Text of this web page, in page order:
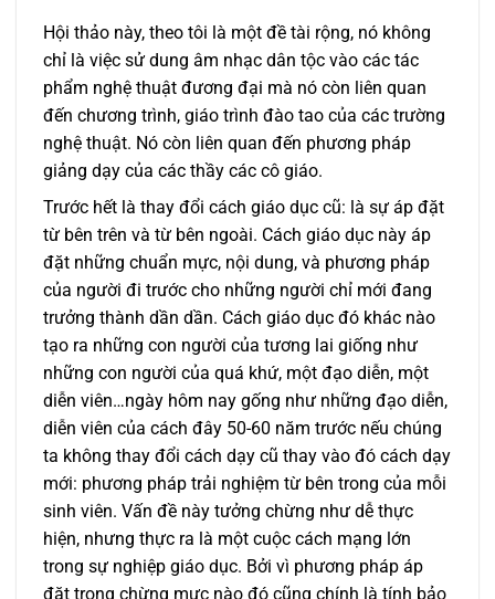
Hội thảo này, theo tôi là một đề tài rộng, nó không
chỉ là việc sử dung âm nhạc dân tộc vào các tác
phẩm nghệ thuật đương đại mà nó còn liên quan
đến chương trình, giáo trình đào tao của các trường
nghệ thuật. Nó còn liên quan đến phương pháp
giảng dạy của các thầy các cô giáo.
Trước hết là thay đổi cách giáo dục cũ: là sự áp đặt
từ bên trên và từ bên ngoài. Cách giáo dục này áp
đặt những chuẩn mực, nội dung, và phương pháp
của người đi trước cho những người chỉ mới đang
trưởng thành dần dần. Cách giáo dục đó khác nào
tạo ra những con người của tương lai giống như
những con người của quá khứ, một đạo diễn, một
diễn viên…ngày hôm nay gống như những đạo diễn,
diễn viên của cách đây 50-60 năm trước nếu chúng
ta không thay đổi cách dạy cũ thay vào đó cách dạy
mới: phương pháp trải nghiệm từ bên trong của mỗi
sinh viên. Vấn đề này tưởng chừng như dễ thực
hiện, nhưng thực ra là một cuộc cách mạng lớn
trong sự nghiệp giáo dục. Bởi vì phương pháp áp
đặt trong chừng mực nào đó cũng chính là tính bảo